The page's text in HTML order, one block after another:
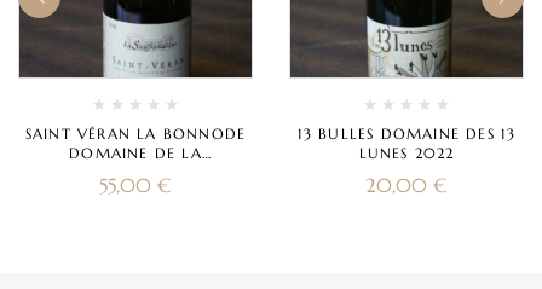
SAINT VÉRAN LA BONNODE
DOMAINE DE LA
55,00 €
13 BULLES DOMAINE DES 13
LUNES 2022
20,00 €